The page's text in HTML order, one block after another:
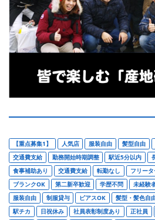
【重点募集1】 人気店 服装自由 髪型自由
交通費支給
勤務開始時期調整 駅近5分以内
食事補助あり
交通費支給 転勤なし フリー
ブランクOK
第二新卒歓迎 学歴不問 未経験
服装自由
制服貸与 ピアスOK 髪型・髪色自
駅チカ
日祝休み 社員表彰制度あり 正社員